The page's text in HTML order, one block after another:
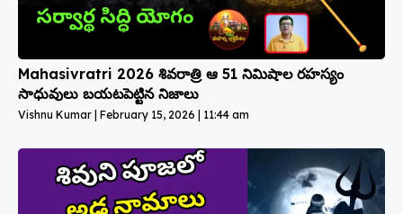
Mahasivratri 2026 శివరాత్రి ఆ 51 నిమిషాల రహస్యం
సాధువులు బయటపెట్టిన నిజాలు
Vishnu Kumar February 15, 2026 11:44 am